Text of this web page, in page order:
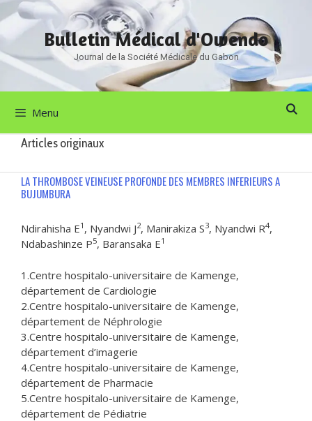
Aller
au
contenu
Bulletin Médical d'Owendo
Journal de la Société Médicale du Gabon
Menu
Articles originaux
LA THROMBOSE VEINEUSE PROFONDE DES MEMBRES INFERIEURS A
BUJUMBURA
Ndirahisha E1 , Nyandwi J2, Manirakiza S3, Nyandwi R4,
Ndabashinze P5, Baransaka E1
1.Centre hospitalo-universitaire de Kamenge,
département de Cardiologie
2.Centre hospitalo-universitaire de Kamenge,
département de Néphrologie
3.Centre hospitalo-universitaire de Kamenge,
département d’imagerie
4.Centre hospitalo-universitaire de Kamenge,
département de Pharmacie
5.Centre hospitalo-universitaire de Kamenge,
département de Pédiatrie